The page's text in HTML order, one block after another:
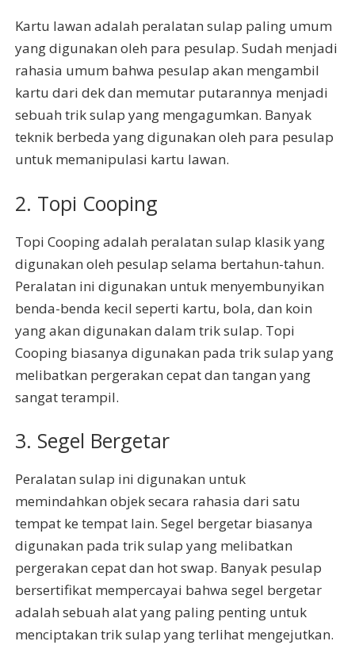
Kartu lawan adalah peralatan sulap paling umum
yang digunakan oleh para pesulap. Sudah menjadi
rahasia umum bahwa pesulap akan mengambil
kartu dari dek dan memutar putarannya menjadi
sebuah trik sulap yang mengagumkan. Banyak
teknik berbeda yang digunakan oleh para pesulap
untuk memanipulasi kartu lawan.
2. Topi Cooping
Topi Cooping adalah peralatan sulap klasik yang
digunakan oleh pesulap selama bertahun-tahun.
Peralatan ini digunakan untuk menyembunyikan
benda-benda kecil seperti kartu, bola, dan koin
yang akan digunakan dalam trik sulap. Topi
Cooping biasanya digunakan pada trik sulap yang
melibatkan pergerakan cepat dan tangan yang
sangat terampil.
3. Segel Bergetar
Peralatan sulap ini digunakan untuk
memindahkan objek secara rahasia dari satu
tempat ke tempat lain. Segel bergetar biasanya
digunakan pada trik sulap yang melibatkan
pergerakan cepat dan hot swap. Banyak pesulap
bersertifikat mempercayai bahwa segel bergetar
adalah sebuah alat yang paling penting untuk
menciptakan trik sulap yang terlihat mengejutkan.